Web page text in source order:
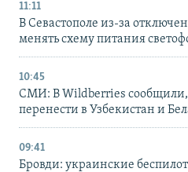
11:11
В Севастополе из-за
менять схему питания
10:45
СМИ: В Wildberries сообщили,
перенести в Узбекистан и
09:41
Бровди: украинские